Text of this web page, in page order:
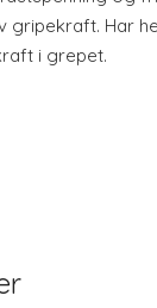
gripekraft. Har
i grepet.